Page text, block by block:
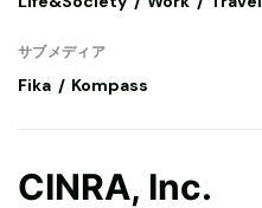
サブメディア
Fika Kompass
CINRA, Inc.